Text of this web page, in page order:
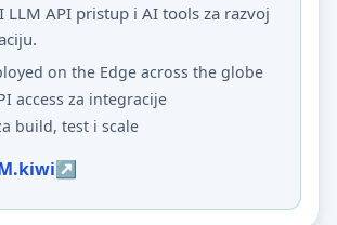
LLM API pristup i AI tools za razvoj
on the Edge across the globe
access za integracije
build, test i scale